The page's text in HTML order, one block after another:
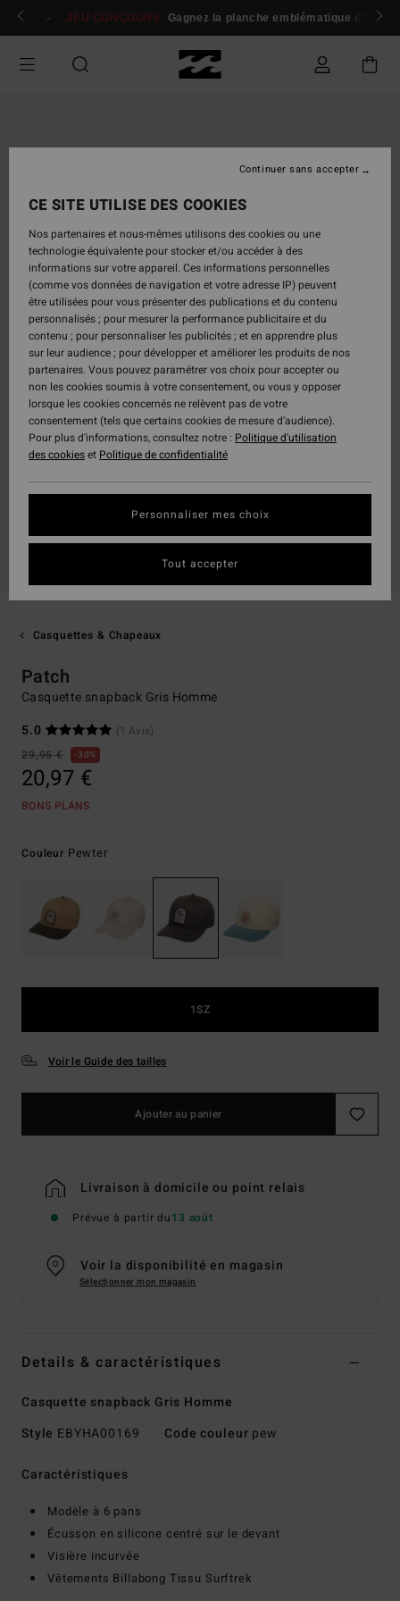
Passer
Se connecter / s'inscrire
JEU CONCOURS Gagnez la planche emblématique d'Andy
Casquettes & Chapeaux
Patch
Casquette snapback Gris Homme
5.0
(1 Avis)
29,95 €
30%
20,97 €
BONS PLANS
Couleur Pewter
1SZ
Voir le Guide des tailles
Ajouter au panier
Livraison à domicile ou point relais
Prévue à partir du13 août
Voir la disponibilité en magasin
Sélectionner mon magasin
Details & caractéristiques
Casquette snapback Gris Homme
Style EBYHA00169 Code couleur pew
Caractéristiques
Modèle à 6 pans
Écusson en silicone centré sur le devant
Visière incurvée
Vêtements Billabong Tissu Surftrek
CE SITE UTILISE DES COOKIES
Nos partenaires et nous-mêmes utilisons des cookies ou une
technologie équivalente pour stocker et/ou accéder à des
informations sur votre appareil. Ces informations personnelles
(comme vos données de navigation et votre adresse IP) peuvent
être utilisées pour vous présenter des publications et du contenu
personnalisés ; pour mesurer la performance publicitaire et du
contenu ; pour personnaliser les publicités ; et en apprendre plus
sur leur audience ; pour développer et améliorer les produits de nos
partenaires. Vous pouvez paramétrer vos choix pour accepter ou
non les cookies soumis à votre consentement, ou vous y opposer
lorsque les cookies concernés ne relèvent pas de votre
consentement (tels que certains cookies de mesure d’audience).
Pour plus d'informations, consultez notre : Politique d'utilisation
des cookieset Politique de confidentialité
Personnaliser mes choix
Continuer sans accepter
Tout accepter